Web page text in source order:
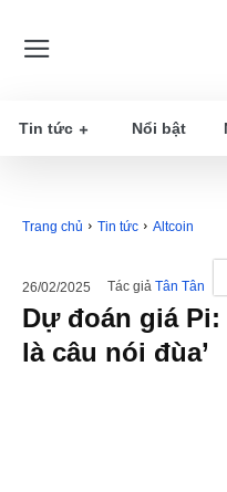
Tin tức Nổi bật
Trang chủ Tin tức Altcoin
26/02/2025 Tác giả Tân Tân
Dự đoán giá Pi:
là câu nói đùa’